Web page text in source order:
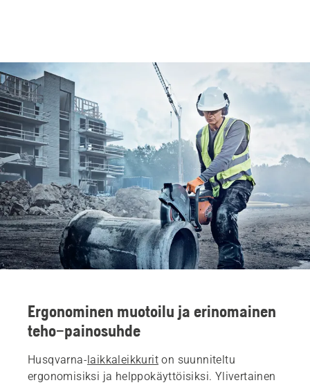
Ergonominen muotoilu ja erinomainen
teho–painosuhde
Husqvarna-laikkaleikkurit on suunniteltu
ergonomisiksi ja helppokäyttöisiksi. Ylivertainen